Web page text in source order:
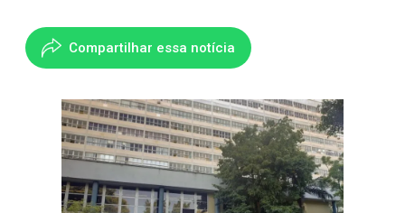
Compartilhar essa notícia